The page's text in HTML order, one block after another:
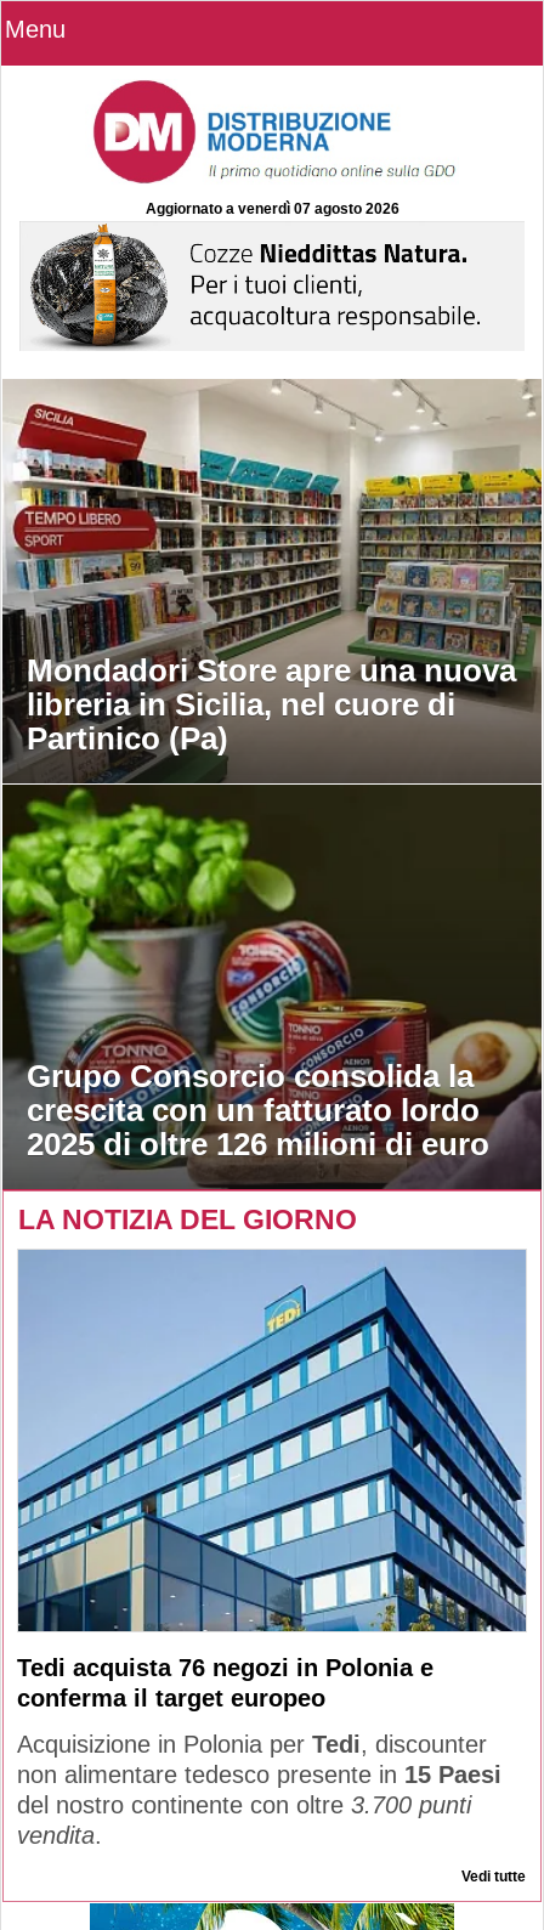
Menu
Aggiornato a venerdì 07 agosto 2026
Mondadori Store apre una nuova
libreria in Sicilia, nel cuore di
Partinico (Pa)
Grupo Consorcio consolida la
crescita con un fatturato lordo
2025 di oltre 126 milioni di euro
LA NOTIZIA DEL GIORNO
Tedi acquista 76 negozi in Polonia e
conferma il target europeo
Acquisizione in Polonia per Tedi, discounter
non alimentare tedesco presente in 15 Paesi
del nostro continente con oltre 3.700 punti
vendita.
Vedi tutte